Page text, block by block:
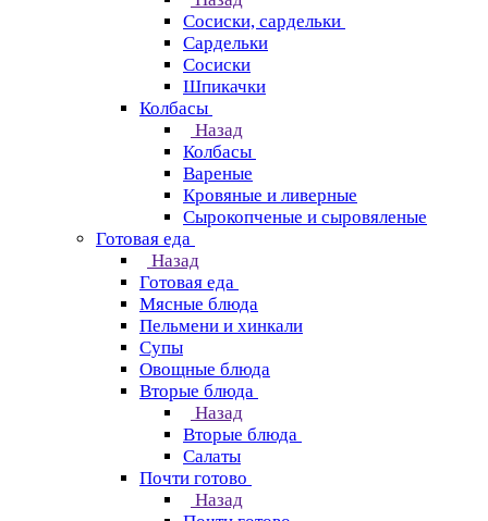
Сосиски, сардельки
Сардельки
Сосиски
Шпикачки
Колбасы
Назад
Колбасы
Вареные
Кровяные и ливерные
Сырокопченые и сыровяленые
Готовая еда
Назад
Готовая еда
Мясные блюда
Пельмени и хинкали
Супы
Овощные блюда
Вторые блюда
Назад
Вторые блюда
Салаты
Почти готово
Назад